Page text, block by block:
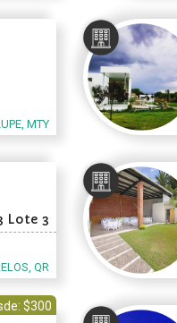
MTY
Lote 3
QR
$300